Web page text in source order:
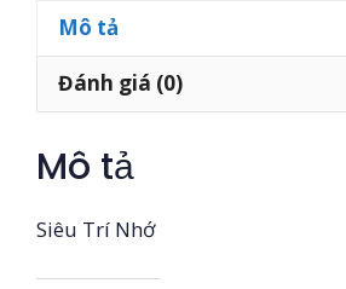
Mô tả
Đánh giá (0)
Mô tả
Siêu Trí Nhớ